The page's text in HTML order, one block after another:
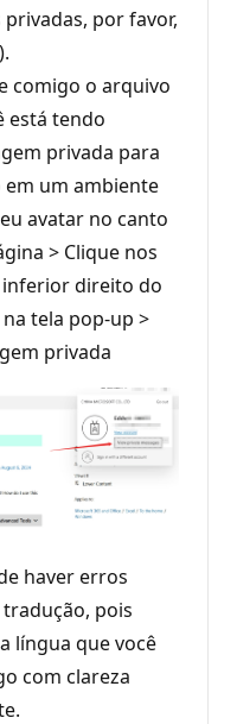
por favor,
comigo o arquivo
está tendo
privada para
em um ambiente
avatar no canto
> Clique nos
direito do
tela pop-up >
privada
haver erros
pois
língua que você
com clareza